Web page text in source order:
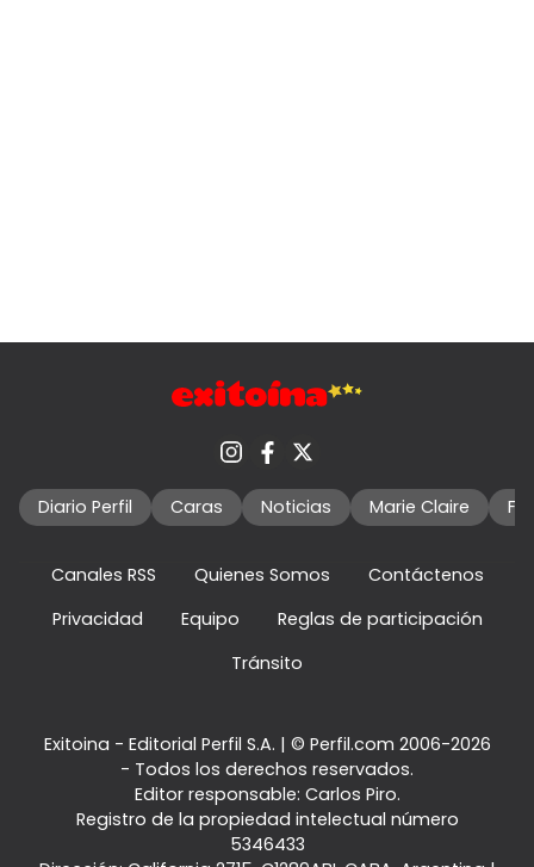
Diario Perfil Caras Noticias Marie Claire
Canales RSS Quienes Somos
Contáctenos
Privacidad
Equipo
Reglas de participación
Tránsito
Exitoina - Editorial Perfil S.A. | © Perfil.com 2006-2026
- Todos los derechos reservados.
Editor responsable: Carlos Piro.
Registro de la propiedad intelectual número
5346433